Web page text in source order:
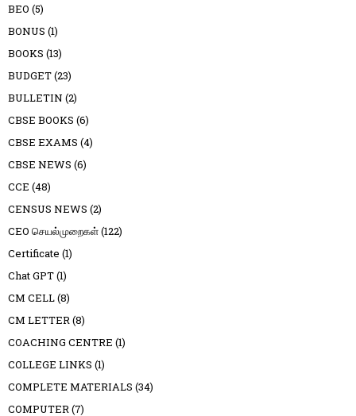
BEO (5)
BONUS (1)
BOOKS (13)
BUDGET(23)
BULLETIN (2)
CBSE BOOKS (6)
CBSE EXAMS (4)
CBSE NEWS (6)
CCE (48)
CENSUS NEWS (2)
CEO செயல்முறைகள்(122)
Certificate (1)
Chat GPT(1)
CM CELL(8)
CM LETTER(8)
COACHING CENTRE (1)
COLLEGE LINKS (1)
COMPLETE MATERIALS (34)
COMPUTER(7)